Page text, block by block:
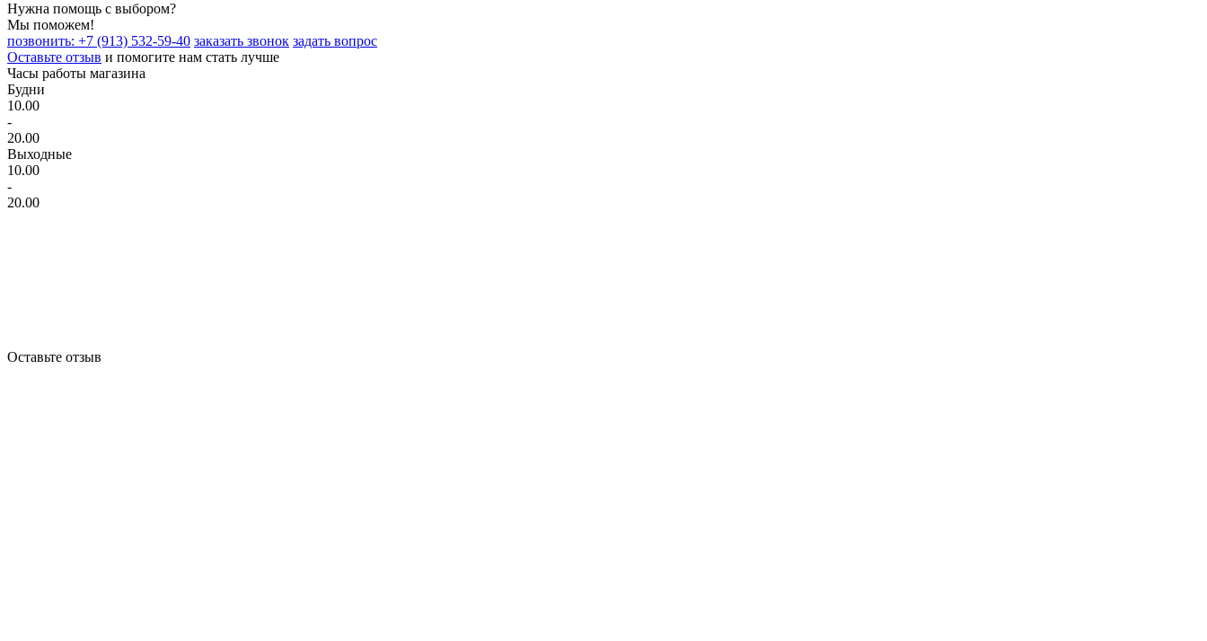
Нужна помощь с выбором?
Мы поможем!
позвонить: +7 (913) 532-59-40 заказать звонок задать вопрос
Оставьте отзыв и помогите нам стать лучше
Часы работы магазина
Будни
10.00
-
20.00
Выходные
10.00
-
20.00
Оставьте отзыв